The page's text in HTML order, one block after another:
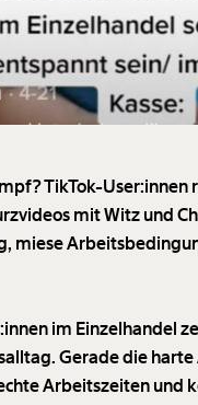
TikTok-User:innen
mit Witz und
miese
im Einzelhandel
Gerade die
Arbeitszeiten und